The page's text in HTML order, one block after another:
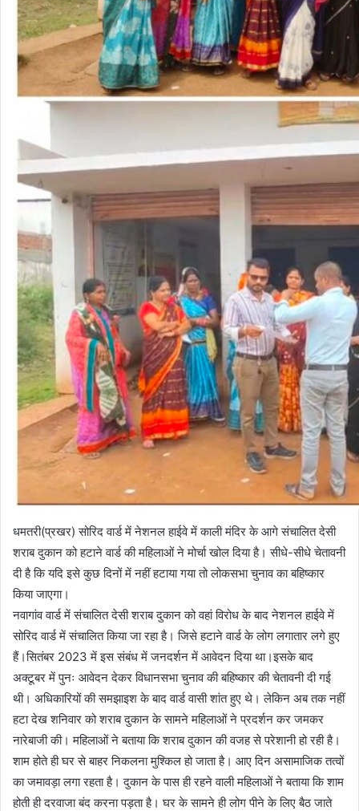
धमतरी(प्रखर) सोरिद वार्ड में नेशनल हाईवे में काली मंदिर के आगे संचालित देसी
शराब दुकान को हटाने वार्ड की महिलाओं ने मोर्चा खोल दिया है। सीधे-सीधे चेतावनी
दी है कि यदि इसे कुछ दिनों में नहीं हटाया गया तो लोकसभा चुनाव का बहिष्कार
किया जाएगा।
नवागांव वार्ड में संचालित देसी शराब दुकान को वहां विरोध के बाद नेशनल हाईवे में
सोरिद वार्ड में संचालित किया जा रहा है। जिसे हटाने वार्ड के लोग लगातार लगे हुए
हैं।सितंबर 2023 में इस संबंध में जनदर्शन में आवेदन दिया था।इसके बाद
अक्टूबर में पुनः आवेदन देकर विधानसभा चुनाव की बहिष्कार की चेतावनी दी गई
थी। अधिकारियों की समझाइश के बाद वार्ड वासी शांत हुए थे। लेकिन अब तक नहीं
हटा देख शनिवार को शराब दुकान के सामने महिलाओं ने प्रदर्शन कर जमकर
नारेबाजी की। महिलाओं ने बताया कि शराब दुकान की वजह से परेशानी हो रही है।
शाम होते ही घर से बाहर निकलना मुश्किल हो जाता है। आए दिन असामाजिक तत्वों
का जमावड़ा लगा रहता है। दुकान के पास ही रहने वाली महिलाओं ने बताया कि शाम
होती ही दरवाजा बंद करना पड़ता है। घर के सामने ही लोग पीने के लिए बैठ जाते